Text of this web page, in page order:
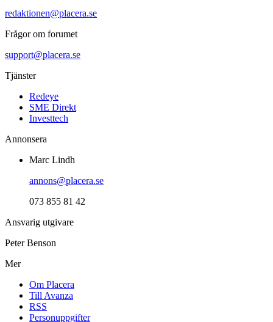
redaktionen@placera.se
Frågor om forumet
support@placera.se
Tjänster
Redeye
SME Direkt
Investtech
Annonsera
Marc Lindh
annons@placera.se
073 855 81 42
Ansvarig utgivare
Peter Benson
Mer
Om Placera
Till Avanza
RSS
Personuppgifter